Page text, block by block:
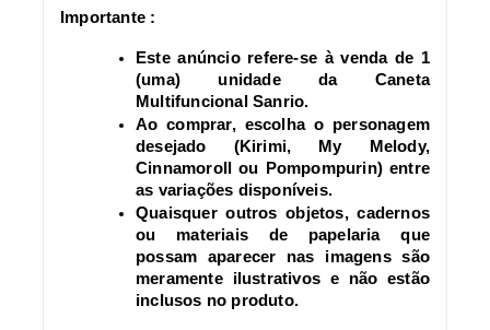
Importante :
Este anúncio refere-se à venda de 1
(uma) unidade da Caneta
Multifuncional Sanrio.
Ao comprar, escolha o personagem
desejado (Kirimi, My Melody,
Cinnamoroll ou Pompompurin) entre
as variações disponíveis.
Quaisquer outros objetos, cadernos
ou materiais de papelaria que
possam aparecer nas imagens são
meramente ilustrativos e não estão
inclusos no produto.